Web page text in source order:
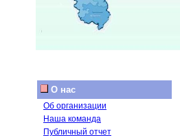
О нас
Об организации
Наша команда
Публичный отчет